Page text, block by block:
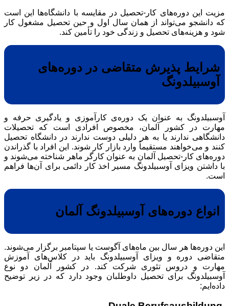
مزیت این دوره‌های کار-تحصیل در مقایسه با دانشگاه‌ها این است
که دانشجو می‌تواند از همان سال اول و حین تحصیل مشغول کار
شود و هزینه‌های تحصیل و زندگی خود را تأمین کند.
شرایط پذیرش متقاضی در دوره‌های
آوسبیلدونگ
آوسبیلدونگ به عنوان یک دوره‌ی کارآموزی و یادگیری حرفه و
مهارت در کشور آلمان، مخصوص افرادی است که تحصیلات
دانشگاهی ندارند یا به هر دلیلی دوست ندارند در دانشگاه تحصیل
کنند و می‌خواهند مستقیماً وارد بازار کار شوند. این افراد با گذراندن
دوره‌های کار-تحصیل آلمان به عنوان کارگر ماهر شناخته می‌شوند و
با داشتن ویزای آوسبیلدونگ مسیر اخذ کار دائمی برای آن‌ها فراهم
است.
انواع دوره‌های آوسبیلدونگ آلمان
این دوره‌ها هر سال بین ماه‌های آگوست یا سپتامبر برگزار می‌شوند.
متقاضی دوره و ویزای آوسبیلدونگ باید در کلاس‌های آموزش
مهارت و دروس تئوری شرکت کند. در کشور آلمان دو نوع
آوسبیلدونگ برای تحصیل داوطلبان وجود دارد که در زیر توضیح
داده‌ایم: